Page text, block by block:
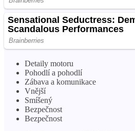
Detaily motoru
Pohodlí a pohodlí
Zábava a komunikace
Vnější
Smíšený
Bezpečnost
Bezpečnost